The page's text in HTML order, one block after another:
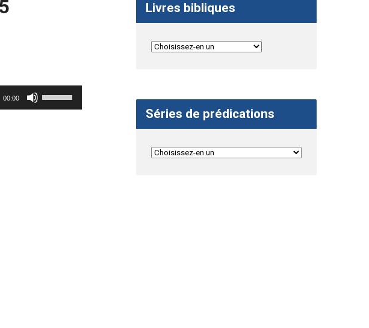
00:00
Utilisez
les
Livres bibliques
Séries de prédications